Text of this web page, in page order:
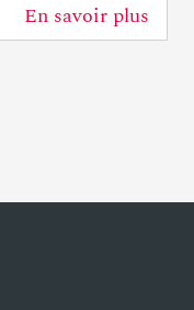
En savoir plus